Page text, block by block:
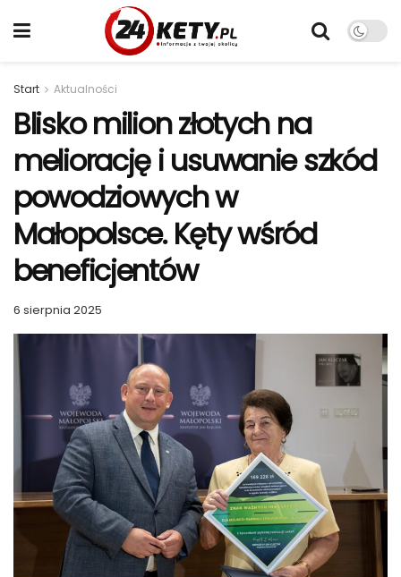
Start Aktualności
Blisko milion złotych na
meliorację i usuwanie szkód
powodziowych w
Małopolsce. Kęty wśród
beneficjentów
6 sierpnia 2025